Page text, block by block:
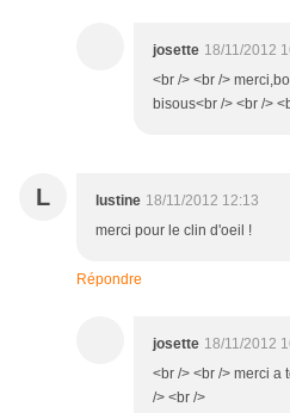
josette 18/11/2012
<br /> <br />
bisous<br /> <br />
L lustine 18/11/2012 12:13
merci pour le clin d'oeil !
Répondre
josette 18/11/2012
<br /> <br /> merci a
/> <br />